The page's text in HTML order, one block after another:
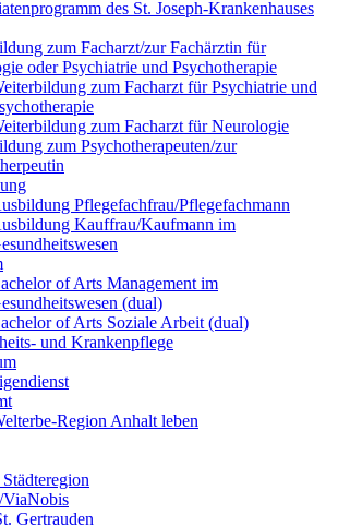
des St. Joseph-Krankenhauses
zum Facharzt/zur Fachärztin für
oder Psychiatrie und Psychotherapie
zum Facharzt für Psychiatrie und
zum Facharzt für Neurologie
zum Psychotherapeuten/zur
Pflegefachfrau/Pflegefachmann
Kauffrau/Kaufmann im
of Arts Management im
(dual)
of Arts Soziale Arbeit (dual)
und Krankenpflege
Region Anhalt leben
ViaNobis
Gertrauden